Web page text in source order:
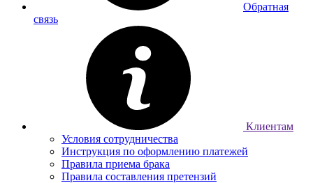
Обратная
связь
Клиентам
Условия сотрудничества
Инструкция по оформлению платежей
Правила приема брака
Правила составления претензий